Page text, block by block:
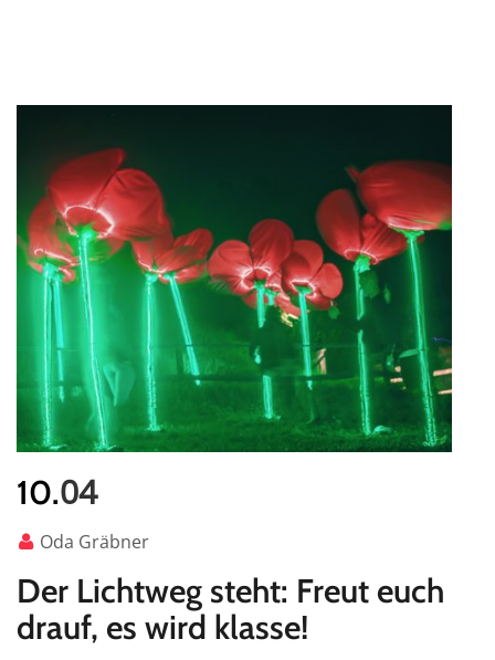
10.04
Oda Gräbner
Der Lichtweg steht: Freut euch
drauf, es wird klasse!